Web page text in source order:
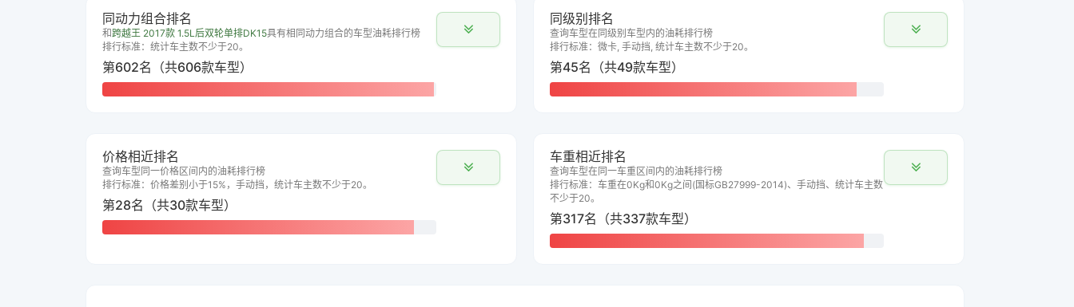
同动力组合排名
和跨越王 2017款 1.5L后双轮单排DK15具有相同动力组合的车型油耗排行榜
排行标准：统计车主数不少于20。
第602名（共606款车型）
同级别排名
查询车型在同级别车型内的油耗排行榜
排行标准：微卡, 手动挡, 统计车主数不少于20。
第45名（共49款车型）
价格相近排名
查询车型同一价格区间内的油耗排行榜
排行标准：价格差别小于15%，手动挡，统计车主数不少于20。
第28名（共30款车型）
车重相近排名
查询车型在同一车重区间内的油耗排行榜
排行标准：车重在0Kg和0Kg之间(国标GB27999-2014)、手动挡、统计车主数
不少于20。
第317名（共337款车型）